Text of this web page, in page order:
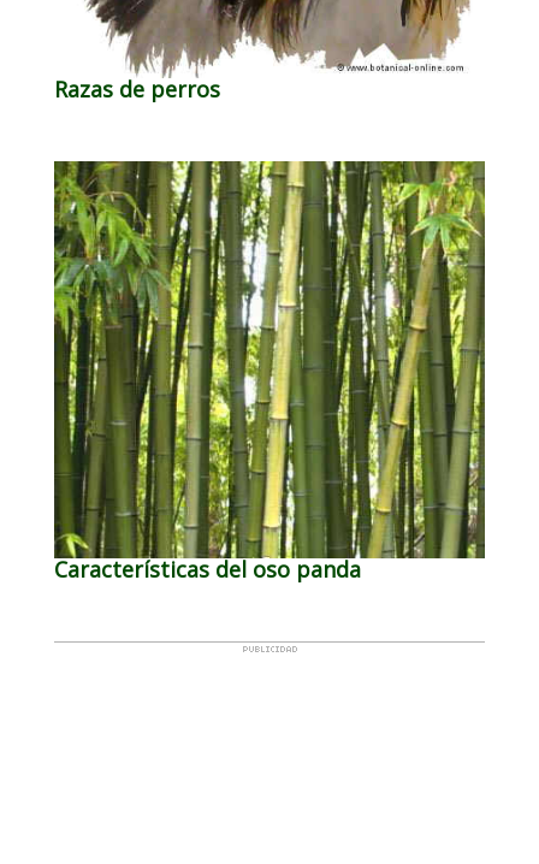
Razas de perros
Características del oso panda